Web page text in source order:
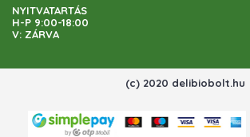
NYITVATARTÁS
H-P 9:00-18:00
V: ZÁRVA
(c) 2020 delibiobolt.hu